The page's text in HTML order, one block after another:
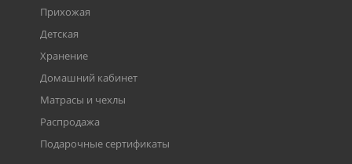
Прихожая
Детская
Хранение
Домашний кабинет
Матрасы и чехлы
Распродажа
Подарочные сертификаты